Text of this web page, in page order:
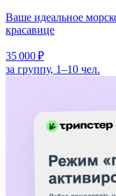
Ваше идеальное
красавице
35 000 ₽
за группу, 1–10 чел.